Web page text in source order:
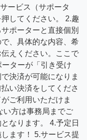
ービス（サポータ
してください。 2.趣
ポーターと直接個別
、具体的な内容、希
えください。ここで
ターが「引き受け
決済が可能になりま
い決済をしてくださ
ご利用いただけま
い方は事務局までご
なります。 4.予定日
ます！ 5.サービス提